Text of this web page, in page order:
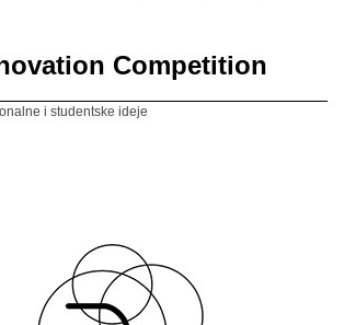
Competition
i studentske ideje